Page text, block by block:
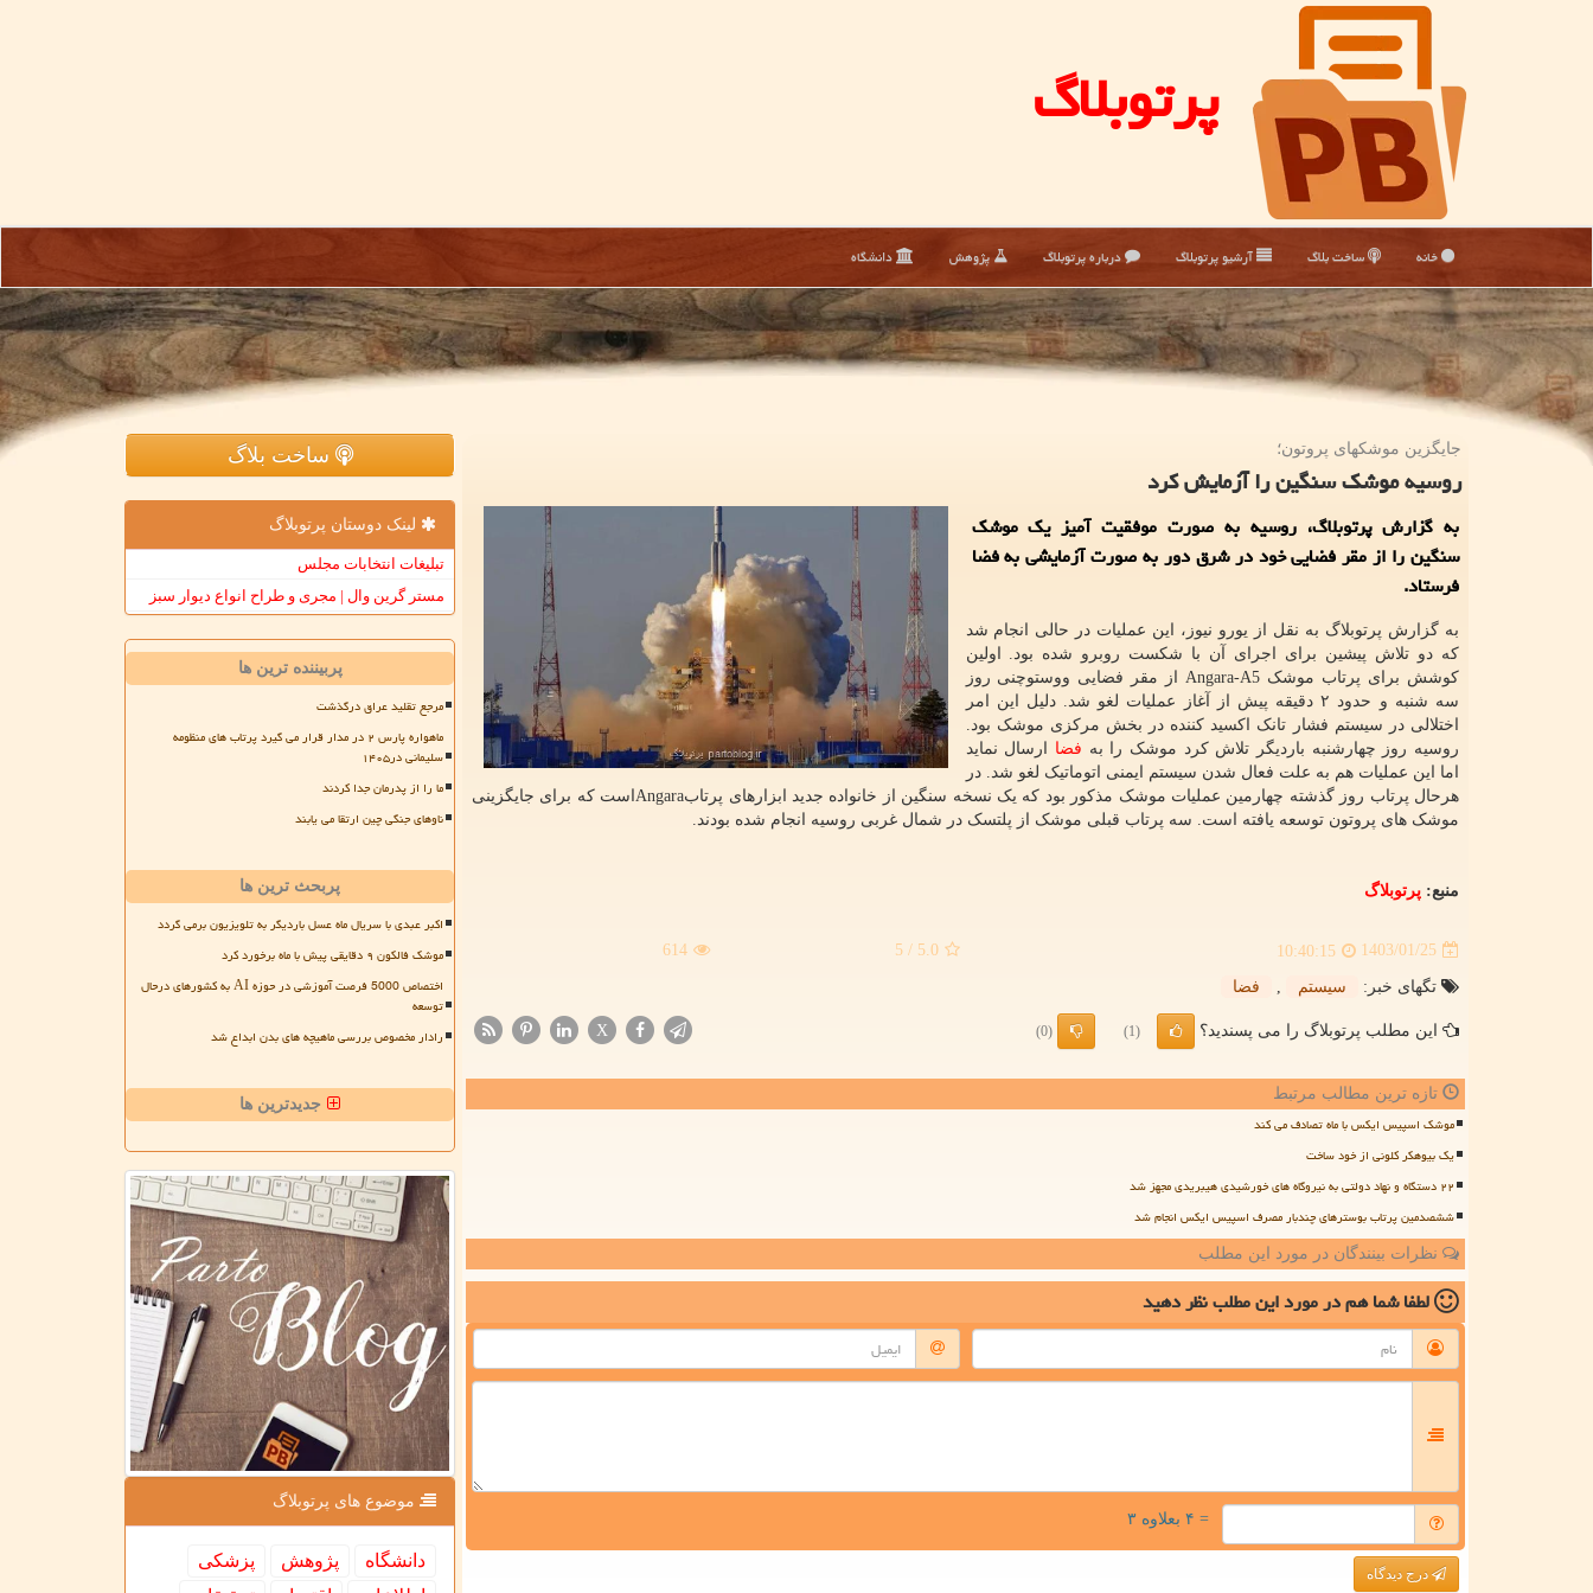
پرتوبلاگ
خانه ساخت بلاگ آرشیو پرتوبلاگ درباره پرتوبلاگ پژوهش دانشگاه
جایگزین موشكهای پروتون؛
روسیه موشک سنگین را آزمایش کرد
به گزارش پرتوبلاگ، روسیه به صورت موفقیت آمیز یک موشک
سنگین را از مقر فضایی خود در شرق دور به صورت آزمایشی به فضا
فرستاد.
به گزارش پرتوبلاگ به نقل از یورو نیوز، این عملیات در حالی انجام شد
که دو تلاش پیشین برای اجرای آن با شکست روبرو شده بود. اولین
کوشش برای پرتاب موشک Angara-A5 از مقر فضایی ووستوچنی روز
سه شنبه و حدود ۲ دقیقه پیش از آغاز عملیات لغو شد. دلیل این امر
اختلالی در سیستم فشار تانک اکسید کننده در بخش مرکزی موشک بود.
روسیه روز چهارشنبه باردیگر تلاش کرد موشک را به فضا ارسال نماید
اما این عملیات هم به علت فعال شدن سیستم ایمنی اتوماتیک لغو شد. در
هرحال پرتاب روز گذشته چهارمین عملیات موشک مذکور بود که یک نسخه سنگین از خانواده جدید ابزارهای پرتابAngaraاست که برای جایگزینی
موشک های پروتون توسعه یافته است. سه پرتاب قبلی موشک از پلتسک در شمال غربی روسیه انجام شده بودند.
منبع: پرتوبلاگ
1403/01/25
10:40:15
5.0
/ 5
614
تگهای خبر: سیستم , فضا
این مطلب پرتوبلاگ را می پسندید؟ (1)
(0)
X
تازه ترین مطالب مرتبط
موشک اسپیس ایکس با ماه تصادف می کند
یک بیوهکر کلونی از خود ساخت
۲۲ دستگاه و نهاد دولتی به نیروگاه های خورشیدی هیبریدی مجهز شد
ششصدمین پرتاب بوسترهای چندبار مصرف اسپیس ایکس انجام شد
نظرات بینندگان در مورد این مطلب
لطفا شما همدر مورد این مطلبنظر دهید
= ۴ بعلاوه ۳
درج دیدگاه
ساخت بلاگ
لینک دوستان پرتوبلاگ
تبلیغات انتخابات مجلس
مستر گرین وال | مجری و طراح انواع دیوار سبز
پربیننده ترین ها
مرجع تقلید عراق درگذشت
ماهواره پارس ۲ در مدار قرار می گیرد پرتاب های منظومه
سلیمانی در۱۴۰۵
ما را از پدرمان جدا کردند
ناوهای جنگی چین ارتقا می یابند
پربحث ترین ها
اکبر عبدی با سریال ماه عسل باردیگر به تلویزیون برمی گردد
موشک فالکون ۹ دقایقی پیش با ماه برخورد کرد
اختصاص 5000 فرصت آموزشی در حوزه AI به کشورهای درحال
توسعه
رادار مخصوص بررسی ماهیچه های بدن ابداع شد
جدیدترین ها
موضوع های پرتوبلاگ
دانشگاه پژوهش
پزشكی